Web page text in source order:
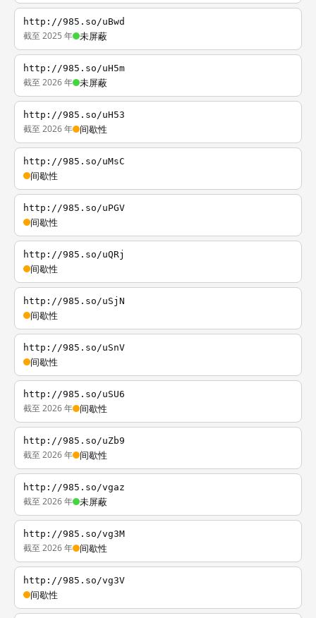
http://985.so/uBwd
截至 2025 年 未屏蔽
http://985.so/uH5m
截至 2026 年 未屏蔽
http://985.so/uH53
截至 2026 年 间歇性
http://985.so/uMsC
间歇性
http://985.so/uPGV
间歇性
http://985.so/uQRj
间歇性
http://985.so/uSjN
间歇性
http://985.so/uSnV
间歇性
http://985.so/uSU6
截至 2026 年 间歇性
http://985.so/uZb9
截至 2026 年 间歇性
http://985.so/vgaz
截至 2026 年 未屏蔽
http://985.so/vg3M
截至 2026 年 间歇性
http://985.so/vg3V
间歇性